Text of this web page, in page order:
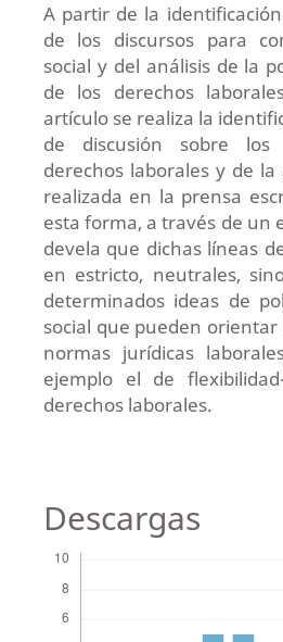
A partir de la
de los discursos para
social y del análisis de la
de los derechos
artículo se realiza la
de discusión sobre
derechos laborales y de
realizada en la prensa
esta forma, a través de un
devela que dichas líneas
en estricto, neutrales,
determinados ideas de
social que pueden orientar
normas jurídicas
ejemplo el de
derechos laborales.
Descargas